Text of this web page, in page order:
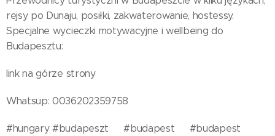
rejsy po Dunaju, posiłki, zakwaterowanie, hostessy.
Specjalne wycieczki motywacyjne i wellbeing do
Budapesztu:
link na górze strony
Whatsup: 0036202359758
#hungary #budapeszt🇭🇺 #budapest🇭🇺 #budapest